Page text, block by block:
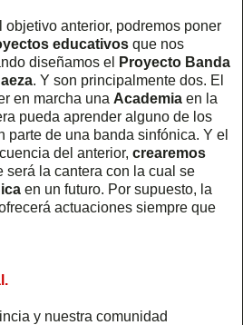
anterior, podremos poner
educativos que nos
diseñamos el
Proyecto Banda
. Y son principalmente dos. El
en marcha una Academia en la
pueda aprender alguno de los
parte de una banda sinfónica. Y el
del anterior, crearemos
será la cantera con la cual se
en un futuro. Por supuesto, la
actuaciones siempre que
y nuestra comunidad